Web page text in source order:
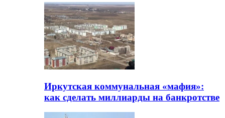
Иркутская коммунальная «мафия»:
как сделать миллиарды на банкротстве